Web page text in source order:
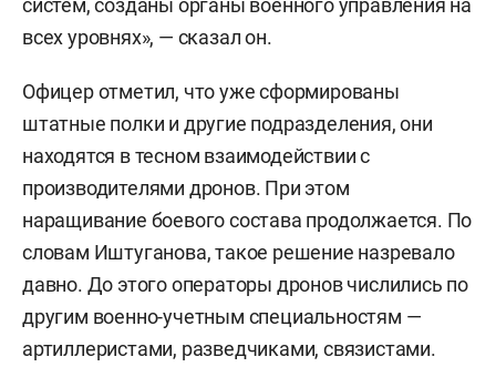
систем, созданы органы военного управления на
всех уровнях», — сказал он.
Офицер отметил, что уже сформированы
штатные полки и другие подразделения, они
находятся в тесном взаимодействии с
производителями дронов. При этом
наращивание боевого состава продолжается. По
словам Иштуганова, такое решение назревало
давно. До этого операторы дронов числились по
другим военно-учетным специальностям —
артиллеристами, разведчиками, связистами.